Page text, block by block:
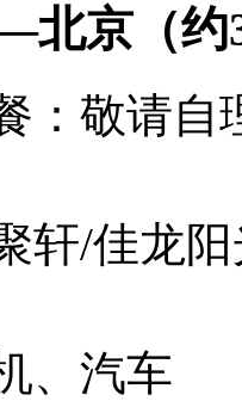
北京（
：敬请自
轩/佳龙
、汽车